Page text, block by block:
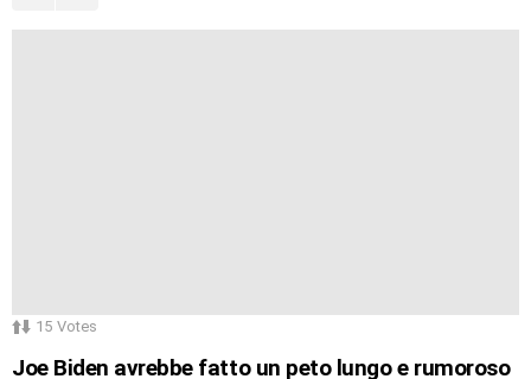
15 Votes
Joe Biden avrebbe fatto un peto lungo e rumoroso